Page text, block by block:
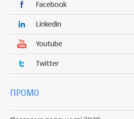
Facebook
Linkedin
Youtube
Twitter
ПРОМО